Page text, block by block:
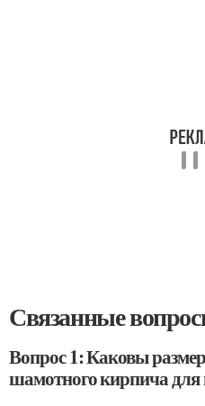
Связанные
Вопрос 1: Каковы
шамотного кирпича для